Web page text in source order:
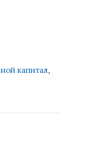
капитал,